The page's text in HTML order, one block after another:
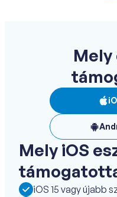
Mely
Mely iOS
iOS 15 vagy újabb